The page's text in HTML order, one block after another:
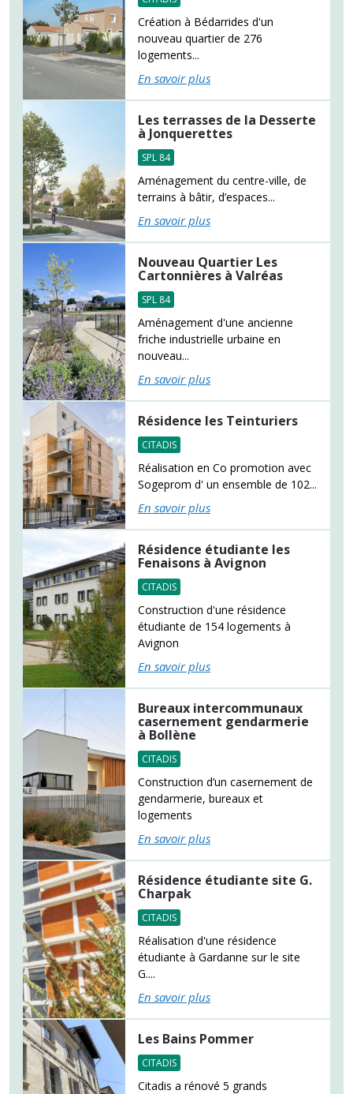
Création à Bédarrides d'un
nouveau quartier de 276
logements...
En savoir plus
Les terrasses de la Desserte
à Jonquerettes
SPL 84
Aménagement du centre-ville, de
terrains à bâtir, d’espaces...
En savoir plus
Nouveau Quartier Les
Cartonnières à Valréas
SPL 84
Aménagement d'une ancienne
friche industrielle urbaine en
nouveau...
En savoir plus
Résidence les Teinturiers
CITADIS
Réalisation en Co promotion avec
Sogeprom d' un ensemble de 102...
En savoir plus
Résidence étudiante les
Fenaisons à Avignon
CITADIS
Construction d'une résidence
étudiante de 154 logements à
Avignon
En savoir plus
Bureaux intercommunaux
casernement gendarmerie
à Bollène
CITADIS
Construction d’un casernement de
gendarmerie, bureaux et
logements
En savoir plus
Résidence étudiante site G.
Charpak
CITADIS
Réalisation d'une résidence
étudiante à Gardanne sur le site
G....
En savoir plus
Les Bains Pommer
CITADIS
Citadis a rénové 5 grands